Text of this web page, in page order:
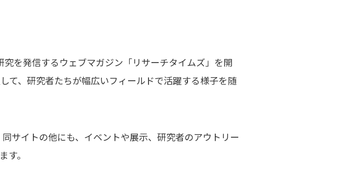
を発信するウェブマガジン「リサーチタイムズ」を開
て、研究者たちが幅広いフィールドで活躍する様子を随
サイトの他にも、イベントや展示、研究者のアウトリー
。